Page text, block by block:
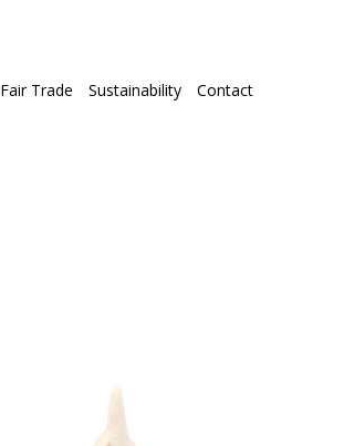
Fair Trade Sustainability Contact